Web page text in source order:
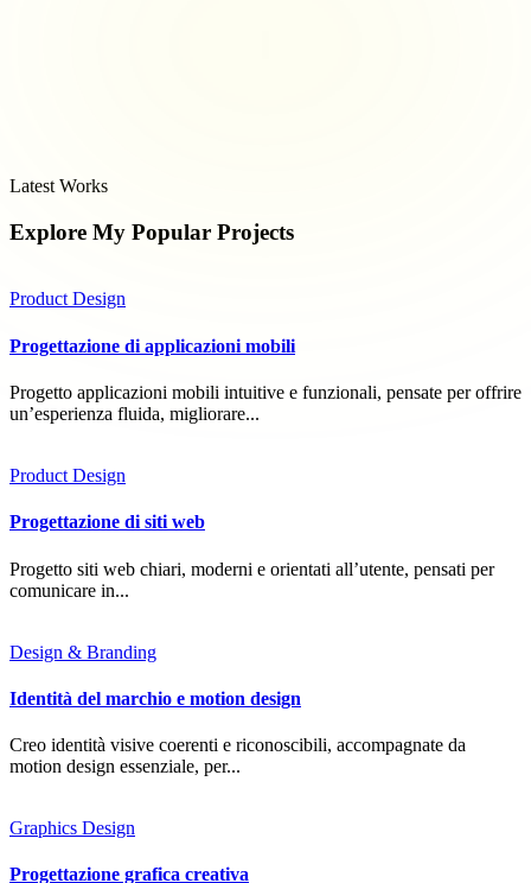
Latest Works
Explore My Popular Projects
Product Design
Progettazione di applicazioni mobili
Progetto applicazioni mobili intuitive e funzionali, pensate per offrire
un’esperienza fluida, migliorare...
Product Design
Progettazione di siti web
Progetto siti web chiari, moderni e orientati all’utente, pensati per
comunicare in...
Design & Branding
Identità del marchio e motion design
Creo identità visive coerenti e riconoscibili, accompagnate da
motion design essenziale, per...
Graphics Design
Progettazione grafica creativa